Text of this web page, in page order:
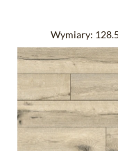
Wymiary: